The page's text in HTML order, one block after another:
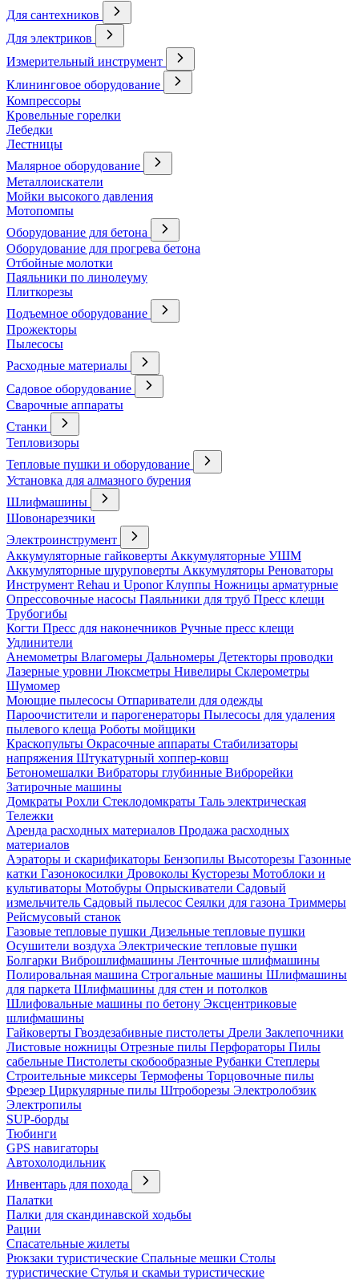
Для сантехников
Для электриков
Измерительный инструмент
Клининговое оборудование
Компрессоры
Кровельные горелки
Лебедки
Лестницы
Малярное оборудование
Металлоискатели
Мойки высокого давления
Мотопомпы
Оборудование для бетона
Оборудование для прогрева бетона
Отбойные молотки
Паяльники по линолеуму
Плиткорезы
Подъемное оборудование
Прожекторы
Пылесосы
Расходные материалы
Садовое оборудование
Сварочные аппараты
Станки
Тепловизоры
Тепловые пушки и оборудование
Установка для алмазного бурения
Шлифмашины
Шовонарезчики
Электроинструмент
Аккумуляторные гайковерты Аккумуляторные УШМ
Аккумуляторные шуруповерты Аккумуляторы Реноваторы
Инструмент Rehau и UponorКлуппы Ножницы арматурные
Опрессовочные насосы Паяльники для труб Пресс клещи
Трубогибы
Когти Пресс для наконечников Ручные пресс клещи
Удлинители
Анемометры Влагомеры Дальномеры Детекторы проводки
Лазерные уровни Люксметры Нивелиры Склерометры
Шумомер
Моющие пылесосы Отпариватели для одежды
Пароочистители и парогенераторы Пылесосы для удаления
пылевого клеща Роботы мойщики
Краскопульты Окрасочные аппараты Стабилизаторы
напряжения Штукатурный хоппер-ковш
Бетономешалки Вибраторы глубинные Виброрейки
Затирочные машины
Домкраты Рохли Стеклодомкраты Таль электрическая
Тележки
Аренда расходных материалов Продажа расходных
материалов
Аэраторы и скарификаторы Бензопилы Высоторезы Газонные
катки Газонокосилки Дровоколы Кусторезы Мотоблоки и
культиваторы Мотобуры Опрыскиватели Садовый
измельчитель Садовый пылесос Сеялки для газона Триммеры
Рейсмусовый станок
Газовые тепловые пушки Дизельные тепловые пушки
Осушители воздуха Электрические тепловые пушки
Болгарки Виброшлифмашины Ленточные шлифмашины
Полировальная машина Строгальные машины Шлифмашины
для паркета Шлифмашины для стен и потолков
Шлифовальные машины по бетону Эксцентриковые
шлифмашины
Гайковерты Гвоздезабивные пистолеты Дрели Заклепочники
Листовые ножницы Отрезные пилы Перфораторы Пилы
сабельные Пистолеты скобообразные Рубанки Степлеры
Строительные миксеры Термофены Торцовочные пилы
Фрезер Циркулярные пилы Штроборезы Электролобзик
Электропилы
SUP-борды
Тюбинги
GPS навигаторы
Автохолодильник
Инвентарь для похода
Палатки
Палки для скандинавской ходьбы
Рации
Спасательные жилеты
Рюкзаки туристические Спальные мешки Столы
туристические Стулья и скамьи туристические